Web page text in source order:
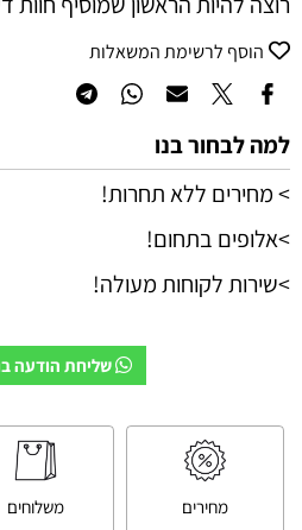
הוסף לרשימת המשאלות
למה לבחור בנו
> מחירים ללא תחרות!
>אלופים בתחום!
>שירות לקוחות מעולה!
שליחת הודעה
מחירים
משלוחים